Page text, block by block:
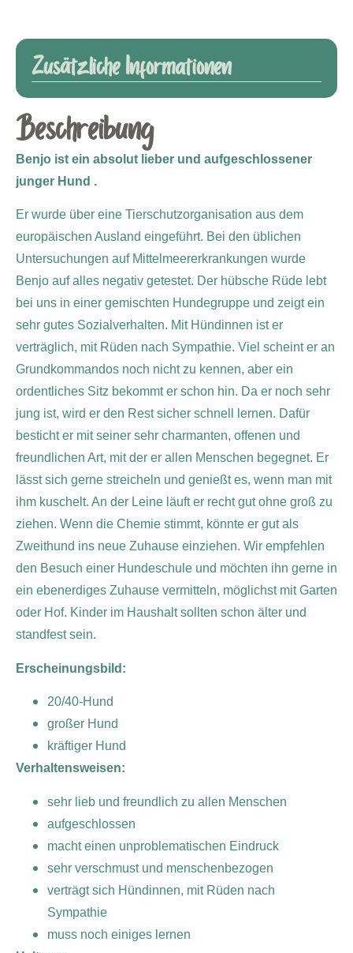
Zusätzliche Informationen
Beschreibung
Benjo ist ein absolut lieber und aufgeschlossener
junger Hund .
Er wurde über eine Tierschutzorganisation aus dem
europäischen Ausland eingeführt. Bei den üblichen
Untersuchungen auf Mittelmeererkrankungen wurde
Benjo auf alles negativ getestet. Der hübsche Rüde lebt
bei uns in einer gemischten Hundegruppe und zeigt ein
sehr gutes Sozialverhalten. Mit Hündinnen ist er
verträglich, mit Rüden nach Sympathie. Viel scheint er an
Grundkommandos noch nicht zu kennen, aber ein
ordentliches Sitz bekommt er schon hin. Da er noch sehr
jung ist, wird er den Rest sicher schnell lernen. Dafür
besticht er mit seiner sehr charmanten, offenen und
freundlichen Art, mit der er allen Menschen begegnet. Er
lässt sich gerne streicheln und genießt es, wenn man mit
ihm kuschelt. An der Leine läuft er recht gut ohne groß zu
ziehen. Wenn die Chemie stimmt, könnte er gut als
Zweithund ins neue Zuhause einziehen. Wir empfehlen
den Besuch einer Hundeschule und möchten ihn gerne in
ein ebenerdiges Zuhause vermitteln, möglichst mit Garten
oder Hof. Kinder im Haushalt sollten schon älter und
standfest sein.
Erscheinungsbild:
20/40-Hund
großer Hund
kräftiger Hund
Verhaltensweisen:
sehr lieb und freundlich zu allen Menschen
aufgeschlossen
macht einen unproblematischen Eindruck
sehr verschmust und menschenbezogen
verträgt sich Hündinnen, mit Rüden nach
Sympathie
muss noch einiges lernen